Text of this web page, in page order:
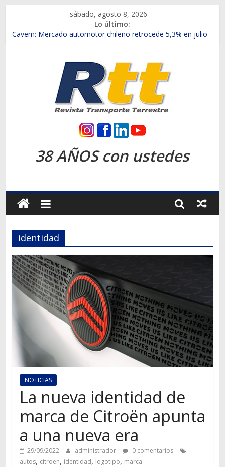
contenido
sábado, agosto 8, 2026
Lo último:
Chile es el primer mercado internacional en lanzar la nueva
Salfa suma vehículos electrificados de Chevrolet en el Biobío
Samex amplía su red con nuevas sucursales en Rancagua y
SINOTRUK Pick-ups presentó la recién estrenada Bolden en
la Expo Compras Públicas 2026
Revista
Transporte
Terrestre
Autos,
camiones,
motos,
información
del
mundo
transporte
38 AÑOS con ustedes
identidad
NOTICIAS
La nueva identidad de
marca de Citroën apunta
a una nueva era
29/09/2022 administrador
0 comentarios
autos, citroen, identidad, logotipo, marca